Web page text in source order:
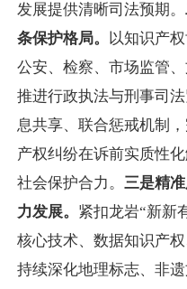
发展提供清晰司法预期。
条保护格局。 以知识产
公安、检察、市场监管
推进行政执法与刑事司
息共享、联合惩戒机制
产权纠纷在诉前实质性
社会保护合力。 三是精
力发展。 紧扣龙岩“新新
核心技术、数据知识产
持续深化地理标志、非